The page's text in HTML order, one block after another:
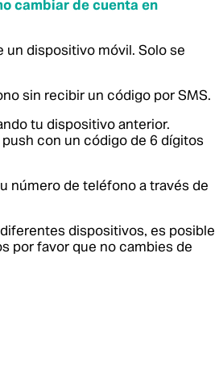
cambiar de cuenta en
un dispositivo móvil. Solo se
sin recibir un código por SMS.
tu dispositivo anterior.
con un código de 6 dígitos
número de teléfono a través de
dispositivos, es posible
por favor que no cambies de